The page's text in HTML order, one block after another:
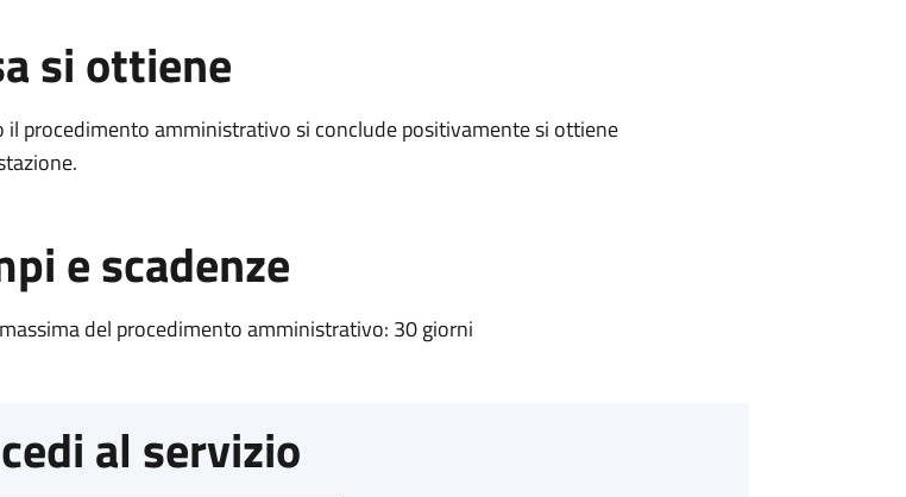
si ottiene
il procedimento amministrativo si conclude positivamente si ottiene
e scadenze
del procedimento amministrativo: 30 giorni
al servizio